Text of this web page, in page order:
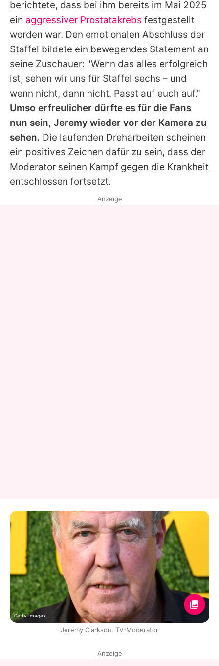
berichtete, dass bei ihm bereits im Mai 2025
ein aggressiver Prostatakrebs festgestellt
worden war. Den emotionalen Abschluss der
Staffel bildete ein bewegendes Statement an
seine Zuschauer: "Wenn das alles erfolgreich
ist, sehen wir uns für Staffel sechs – und
wenn nicht, dann nicht. Passt auf euch auf."
Umso erfreulicher dürfte es für die Fans
nun sein, Jeremy wieder vor der Kamera zu
sehen. Die laufenden Dreharbeiten scheinen
ein positives Zeichen dafür zu sein, dass der
Moderator seinen Kampf gegen die Krankheit
entschlossen fortsetzt.
Anzeige
Getty Images
Jeremy Clarkson, TV-Moderator
Anzeige